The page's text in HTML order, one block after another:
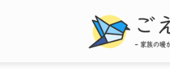
え
ん
組